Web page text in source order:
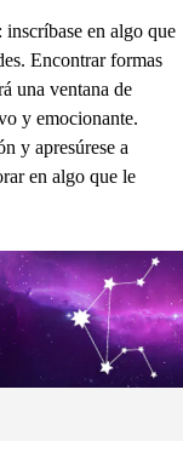
en algo que
Encontrar formas
una ventana de
y emocionante.
y apresúrese a
en algo que le